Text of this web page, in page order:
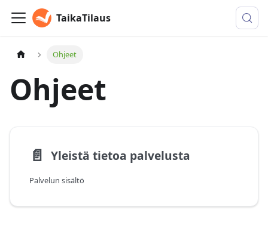
TaikaTilaus
Ohjeet
Ohjeet
📄️ Yleistä tietoa palvelusta
Palvelun sisältö